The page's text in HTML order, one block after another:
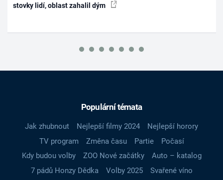
stovky lidí, oblast zahalil dým
Populární témata
Jak zhubnout Nejlepší filmy 2024
Nejlepší horory
TV program
Změna času Partie
Počasí
Kdy budou volby
ZOO Nové začátky
Auto – katalog
7 pádů Honzy Dědka
Volby 2025
Svařené víno